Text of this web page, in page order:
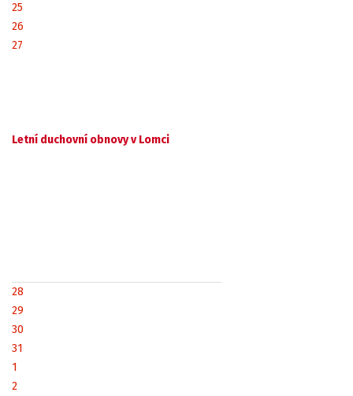
25
26
27
Letní duchovní obnovy v Lomci
28
29
30
31
1
2